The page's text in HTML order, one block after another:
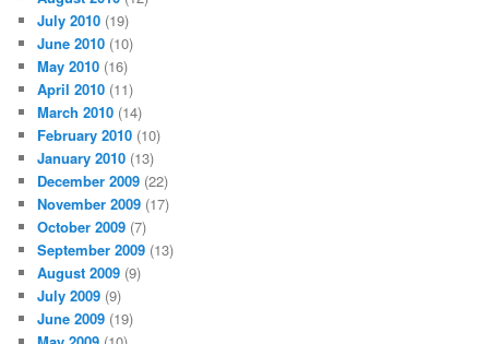
July 2010 (19)
June 2010 (10)
May 2010 (16)
April 2010 (11)
March 2010 (14)
February 2010 (10)
January 2010 (13)
December 2009 (22)
November 2009 (17)
October 2009 (7)
September 2009 (13)
August 2009 (9)
July 2009 (9)
June 2009 (19)